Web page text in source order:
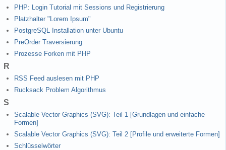
PHP: Login Tutorial mit Sessions und Registrierung
Platzhalter "Lorem Ipsum"
PostgreSQL Installation unter Ubuntu
PreOrder Traversierung
Prozesse Forken mit PHP
R
RSS Feed auslesen mit PHP
Rucksack Problem Algorithmus
S
Scalable Vector Graphics (SVG): Teil 1 [Grundlagen und einfache
Formen]
Scalable Vector Graphics (SVG): Teil 2 [Profile und erweiterte Formen]
Schlüsselwörter